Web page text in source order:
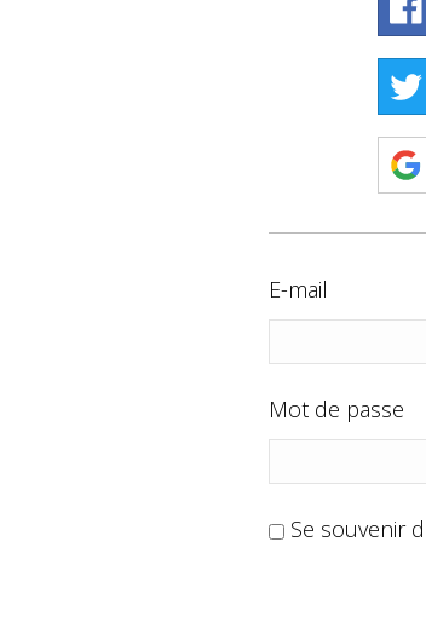
E-mail
Mot de passe
Se souvenir